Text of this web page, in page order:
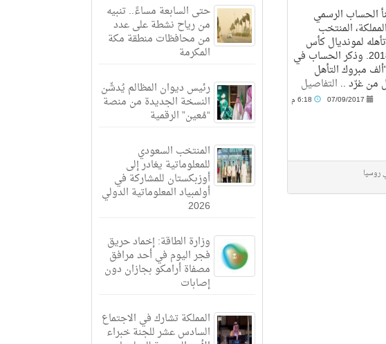
حتى السابعة مساءً.. تنبيه
من رياح نشطة على عدد
من محافظات منطقة مكة
المكرمة
رئيس ديوان المظالم يُدشّن
النسخة الجديدة من منصة
“مُعين” الرقمية
المنتخب السعودي
للمعلوماتية يغادر إلى
أوزبكستان للمشاركة في
أولمبياد المعلوماتية الدولي
2026
وزارة الطاقة: إخماد حريق
فجر اليوم في أحد مرافق
مصفاة أرامكو بجازان دون
إصابات
المملكة تشارك في الاجتماع
السادس عشر للجنة خبراء
الحساب الرسمي
المنتخب
لمونديال كأس
العالم في روسيا 2018. وذكر الحساب في
مبروك التأهل
من غرّد .. التفاصيل
07/09/2017
روسيا